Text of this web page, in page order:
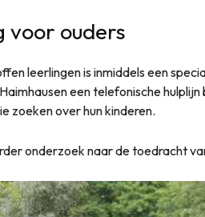
voor ouders
leerlingen is inmiddels een
een telefonische
zoeken over hun kinderen.
onderzoek naar de toedracht